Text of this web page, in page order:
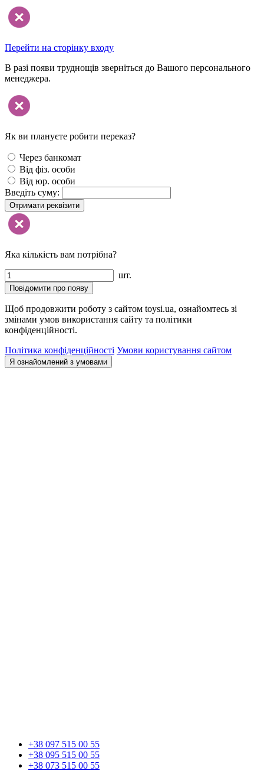
Перейти на сторінку входу
В разі появи труднощів зверніться до Вашого персонального
менеджера.
Як ви плануєте робити переказ?
Через банкомат
Від фіз. особи
Від юр. особи
Введіть суму:
Отримати реквізити
Яка кількість вам потрібна?
шт.
Повідомити про появу
Щоб продовжити роботу з сайтом toysi.ua, ознайомтесь зі
змінами умов використання сайту та політики
конфіденційності.
Політика конфіденційності Умови користування сайтом
Я ознайомлений з умовами
+38 097 515 00 55
+38 095 515 00 55
+38 073 515 00 55